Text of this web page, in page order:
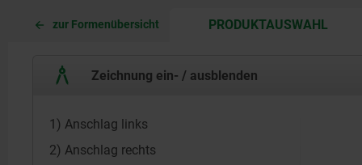
zur Formenübersicht PRODUKTAUSWAHL
Zeichnung ein- / ausblenden
1) Anschlag links
2) Anschlag rechts